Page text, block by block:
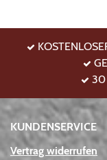
30
KUNDENSERVICE
Vertrag widerrufen